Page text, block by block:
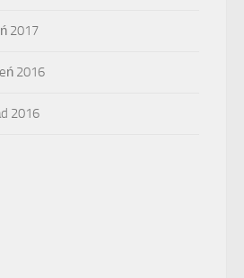
2017
2016
2016